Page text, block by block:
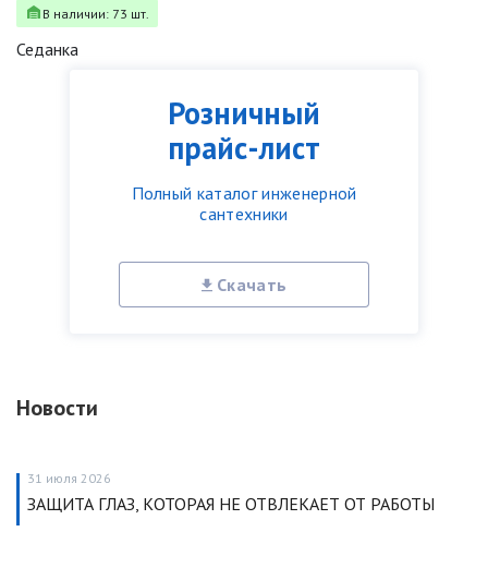
Розничный
прайс-лист
Полный каталог инженерной
сантехники
Скачать
Новости
31 июля 2026
ЗАЩИТА ГЛАЗ, КОТОРАЯ НЕ ОТВЛЕКАЕТ ОТ РАБОТЫ
В наличии: 73 шт.
Седанка